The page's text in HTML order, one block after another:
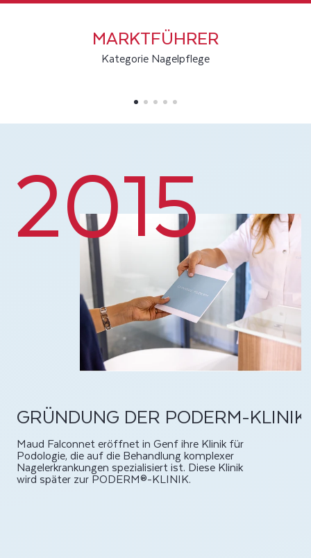
MARKTFÜHRER
Kategorie Nagelpflege
2015
GRÜNDUNG DER PODERM-KLINIK
Maud Falconnet eröffnet in Genf ihre Klinik für
Podologie, die auf die Behandlung komplexer
Nagelerkrankungen spezialisiert ist. Diese Klinik
wird später zur PODERM®-KLINIK.